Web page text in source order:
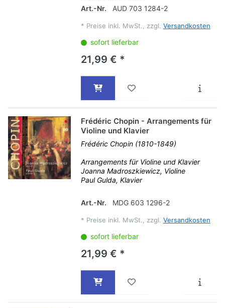
Art.-Nr.
AUD 703 1284-2
* Preise inkl. MwSt., zzgl. Versandkosten
sofort lieferbar
21,99 € *
Frédéric Chopin - Arrangements für
Violine und Klavier
Frédéric Chopin (1810-1849)
Arrangements für Violine und Klavier
Joanna Madroszkiewicz, Violine
Paul Gulda, Klavier
Art.-Nr. MDG 603 1296-2
* Preise inkl. MwSt., zzgl. Versandkosten
sofort lieferbar
21,99 € *